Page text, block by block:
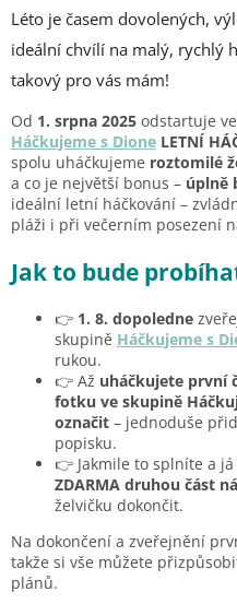
Léto je časem dovolených,
ideální chvílí na malý, rychlý
takový pro vás mám!
Od 1. srpna 2025 odstartuje ve
Háčkujeme s Dione LETNÍ
spolu uháčkujeme roztomilé
a co je největší bonus – úplně
ideální letní háčkování –
pláži i při večerním posezení
Jak to bude
👉 1. 8. dopoledne
skupině Háčkujeme s
rukou.
👉 Až uháčkujete první
fotku ve skupině
označit – jednoduše
popisku.
👉 Jakmile to splníte a
ZDARMA druhou část
želvičku dokončit.
Na dokončení a zveřejnění
takže si vše můžete
plánů.